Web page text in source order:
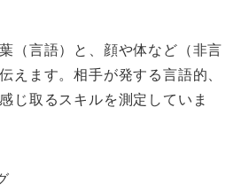
（言語）と、顔や体など（非言
えます。相手が発する言語的、
じ取るスキルを測定していま